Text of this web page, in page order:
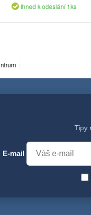
Ihned k odeslání 1ks
Tipy
E-mail